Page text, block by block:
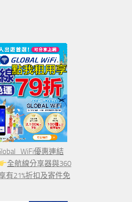
優惠連結
全航線分享器與360
有21%折扣及寄件免